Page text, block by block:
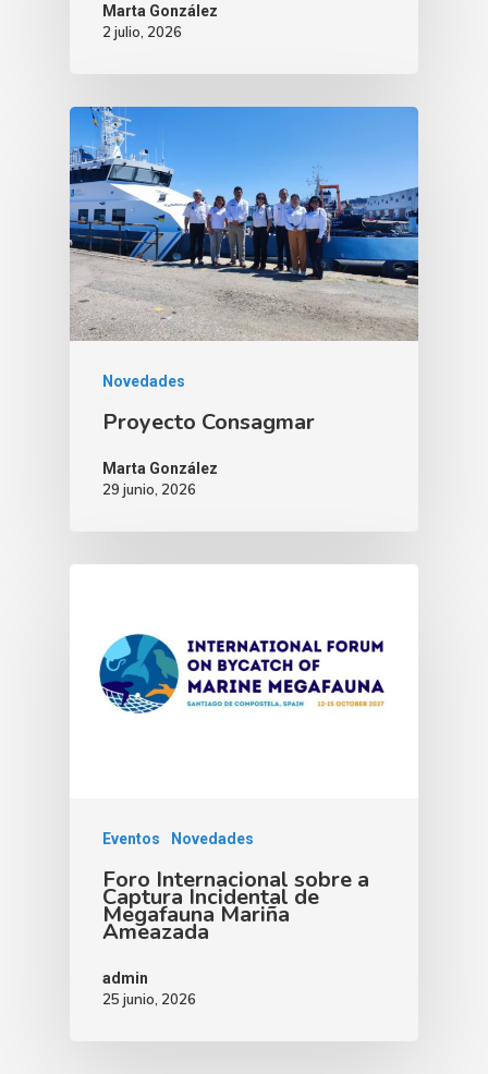
Marta González
2 julio, 2026
Novedades
Proyecto Consagmar
Marta González
29 junio, 2026
Eventos Novedades
Foro Internacional sobre a
Captura Incidental de
Megafauna Mariña
Ameazada
admin
25 junio, 2026